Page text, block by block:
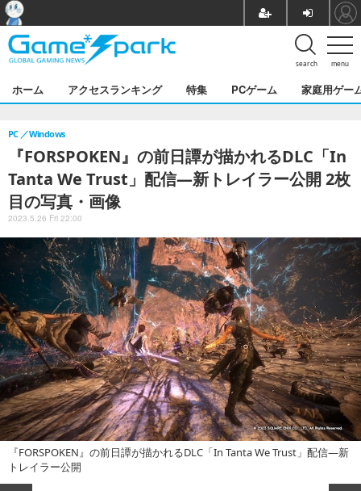
menu
search
ホーム アクセスランキング 特集 PCゲーム 家庭用ゲー
『FORSPOKEN』の前日譚が描かれるDLC「In
Tanta We Trust」配信―新トレイラー公開 2枚
目の写真・画像
PC Windows
2023.5.26 Fri 22:00
『FORSPOKEN』の前日譚が描かれるDLC「In Tanta We Trust」配信―新
トレイラー公開